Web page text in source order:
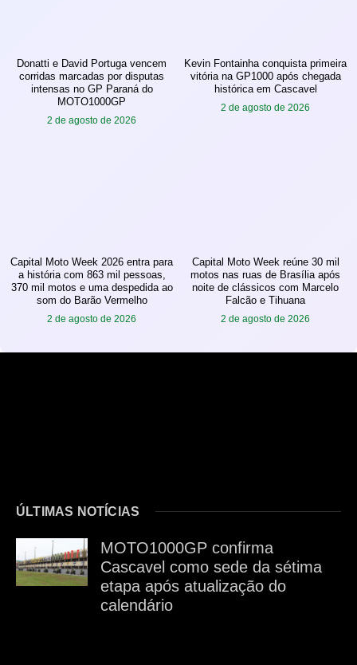
Donatti e David Portuga vencem
corridas marcadas por disputas
intensas no GP Paraná do
MOTO1000GP
2 de agosto de 2026
Kevin Fontainha conquista primeira
vitória na GP1000 após chegada
histórica em Cascavel
2 de agosto de 2026
Capital Moto Week 2026 entra para
a história com 863 mil pessoas,
370 mil motos e uma despedida ao
som do Barão Vermelho
2 de agosto de 2026
Capital Moto Week reúne 30 mil
motos nas ruas de Brasília após
noite de clássicos com Marcelo
Falcão e Tihuana
2 de agosto de 2026
ÚLTIMAS NOTÍCIAS
MOTO1000GP confirma
Cascavel como sede da sétima
etapa após atualização do
calendário